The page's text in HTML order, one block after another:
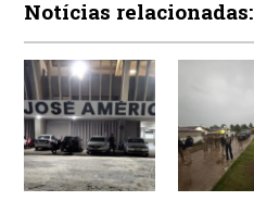
Notícias relacionadas: